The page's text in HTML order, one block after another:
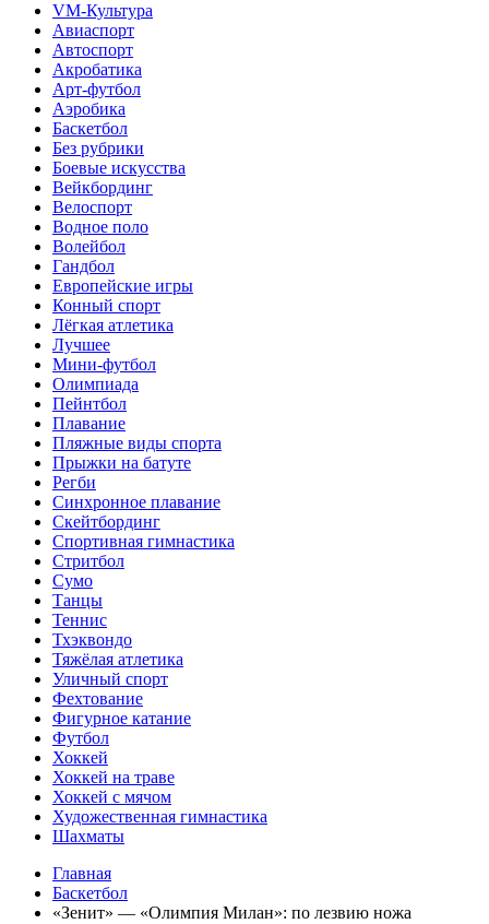
VM-Культура
Авиаспорт
Автоспорт
Акробатика
Арт-футбол
Аэробика
Баскетбол
Без рубрики
Боевые искусства
Вейкбординг
Велоспорт
Водное поло
Волейбол
Гандбол
Европейские игры
Конный спорт
Лёгкая атлетика
Лучшее
Мини-футбол
Олимпиада
Пейнтбол
Плавание
Пляжные виды спорта
Прыжки на батуте
Регби
Синхронное плавание
Скейтбординг
Спортивная гимнастика
Стритбол
Сумо
Танцы
Теннис
Тхэквондо
Тяжёлая атлетика
Уличный спорт
Фехтование
Фигурное катание
Футбол
Хоккей
Хоккей на траве
Хоккей с мячом
Художественная гимнастика
Шахматы
Главная
Баскетбол
«Зенит» — «Олимпия Милан»: по лезвию ножа